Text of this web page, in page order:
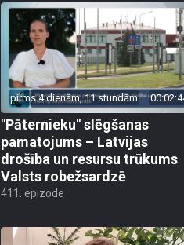
pirms 4 dienām, 11 stundām
"Pāternieku" slēgšanas
pamatojums – Latvijas
drošība un resursu trūkums
Valsts robežsardzē
411. epizode